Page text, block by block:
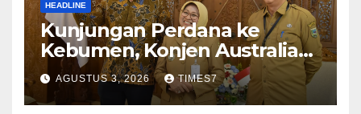
HEADLINE
Kunjungan Perdana ke
Kebumen, Konjen Australia
Jajaki Kerja Sama Pariwisata
hingga Pendidikan
AGUSTUS 3, 2026 TIMES7